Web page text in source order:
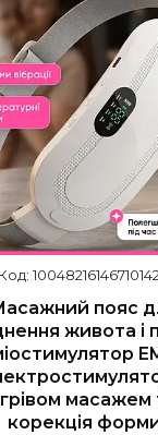
пояс
живота і
масажем
корекція